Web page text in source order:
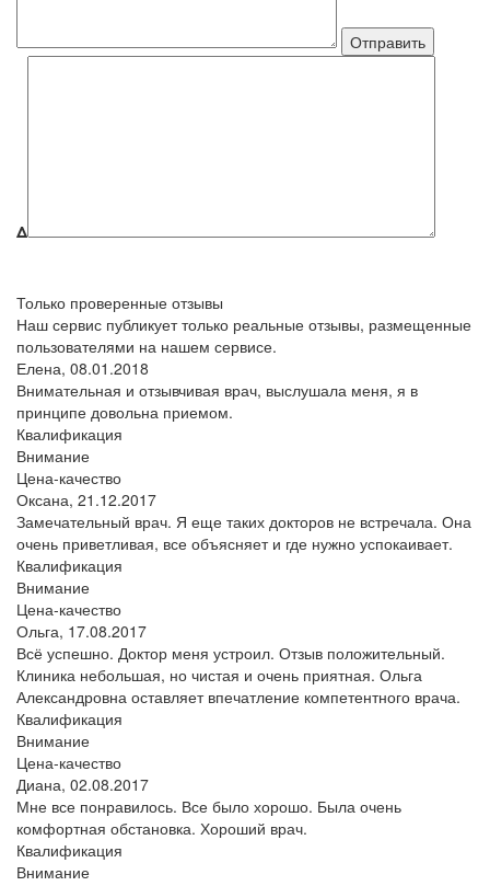
Δ
Только проверенные отзывы
Наш сервис публикует только реальные отзывы, размещенные
пользователями на нашем сервисе.
Елена, 08.01.2018
Внимательная и отзывчивая врач, выслушала меня, я в
принципе довольна приемом.
Квалификация
Внимание
Цена-качество
Оксана, 21.12.2017
Замечательный врач. Я еще таких докторов не встречала. Она
очень приветливая, все объясняет и где нужно успокаивает.
Квалификация
Внимание
Цена-качество
Ольга, 17.08.2017
Всё успешно. Доктор меня устроил. Отзыв положительный.
Клиника небольшая, но чистая и очень приятная. Ольга
Александровна оставляет впечатление компетентного врача.
Квалификация
Внимание
Цена-качество
Диана, 02.08.2017
Мне все понравилось. Все было хорошо. Была очень
комфортная обстановка. Хороший врач.
Квалификация
Внимание